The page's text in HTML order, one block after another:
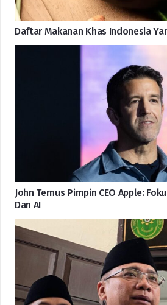
Daftar Makanan Khas Indonesia
John Ternus Pimpin CEO Apple:
Dan AI